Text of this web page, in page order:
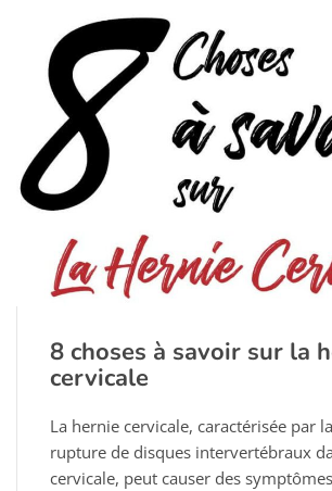
8 choses à savoir sur la
cervicale
La hernie cervicale, caractérisée par
rupture de disques intervertébraux
cervicale, peut causer des